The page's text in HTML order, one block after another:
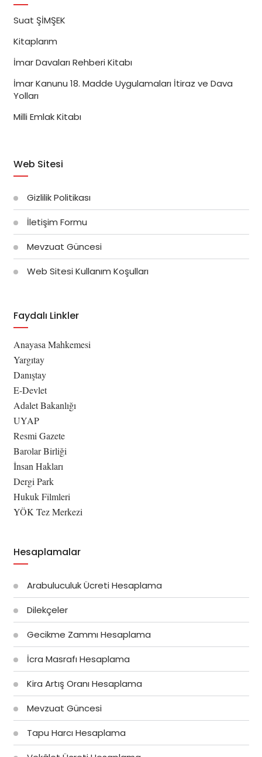
Suat ŞİMŞEK
Kitaplarım
İmar Davaları Rehberi Kitabı
İmar Kanunu 18. Madde Uygulamaları İtiraz ve Dava
Yolları
Milli Emlak Kitabı
Web Sitesi
Gizlilik Politikası
İletişim Formu
Mevzuat Güncesi
Web Sitesi Kullanım Koşulları
Faydalı Linkler
Anayasa Mahkemesi
Yargıtay
Danıştay
E-Devlet
Adalet Bakanlığı
UYAP
Resmi Gazete
Barolar Birliği
İnsan Hakları
Dergi Park
Hukuk Filmleri
YÖK Tez Merkezi
Hesaplamalar
Arabuluculuk Ücreti Hesaplama
Dilekçeler
Gecikme Zammı Hesaplama
İcra Masrafı Hesaplama
Kira Artış Oranı Hesaplama
Mevzuat Güncesi
Tapu Harcı Hesaplama